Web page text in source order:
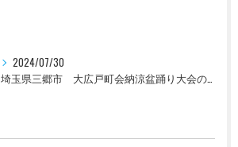
2024/07/30
埼玉県三郷市 大広戸町会納涼盆踊り大会のお知らせ 2024